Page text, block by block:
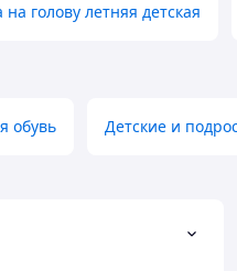
на голову летняя детская
обувь Детские и